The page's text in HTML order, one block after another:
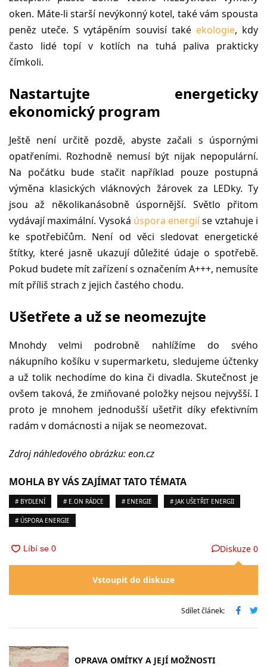
oken. Máte-li starší nevýkonný kotel, také vám spousta
peněz uteče. S vytápěním souvisí také ekologie, kdy
často lidé topí v kotlích na tuhá paliva prakticky
čímkoli.
Nastartujte energeticky
ekonomický program
Ještě není určitě pozdě, abyste začali s úspornými
opatřeními. Rozhodně nemusí být nijak nepopulární.
Na počátku bude stačit například pouze postupná
výměna klasických vláknových žárovek za LEDky. Ty
jsou až několikanásobně úspornější. Světlo přitom
vydávají maximální. Vysoká úspora energiíse vztahuje i
ke spotřebičům. Není od věci sledovat energetické
štítky, které jasně ukazují důležité údaje o spotřebě.
Pokud budete mít zařízení s označením A+++, nemusíte
mít příliš strach z jejich častého chodu.
Ušetřete a už se neomezujte
Mnohdy velmi podrobně nahlížíme do svého
nákupního košíku v supermarketu, sledujeme účtenky
a už tolik nechodíme do kina či divadla. Skutečnost je
ovšem taková, že zmiňované položky nejsou nejvyšší. I
proto je mnohem jednodušší ušetřit díky efektivním
radám v domácnosti a nijak se neomezovat.
Zdroj náhledového obrázku: eon.cz
MOHLA BY VÁS ZAJÍMAT TATO TÉMATA
# BYDLENÍ # E.ON RÁDCE # ENERGIE # JAK UŠETŘIT ENERGII
# ÚSPORA ENERGIE
Diskuze 0
Vstoupit do diskuze
Sdílet článek:
OPRAVA OMÍTKY A JEJÍ MOŽNOSTI